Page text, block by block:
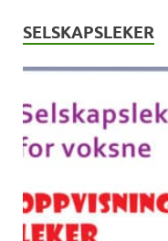
SELSKAPSLEKER